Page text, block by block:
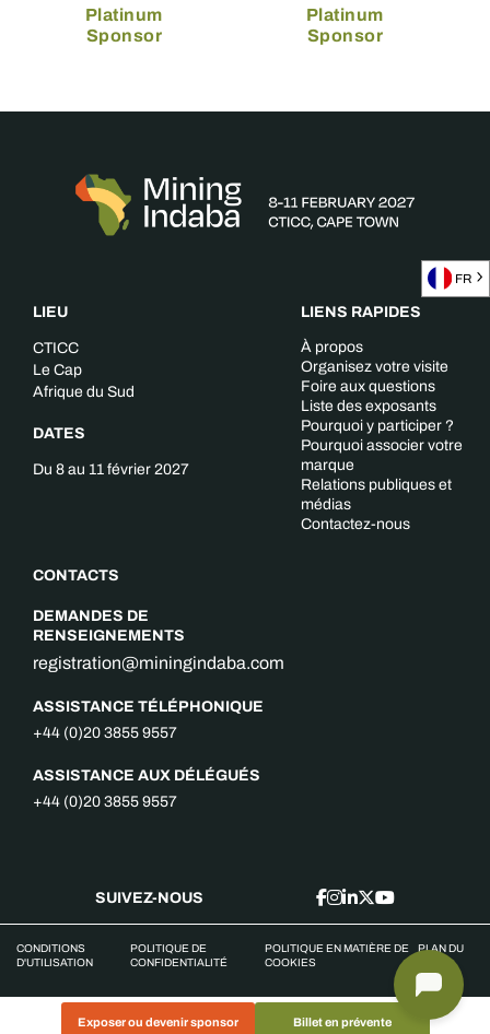
Exposer ou devenir sponsor Billet en prévente
Platinum
Sponsor
Platinum
Sponsor
LIEU
CTICC
Le Cap
Afrique du Sud
DATES
Du 8 au 11 février 2027
CONTACTS
DEMANDES DE
RENSEIGNEMENTS
registration@miningindaba.com
ASSISTANCE TÉLÉPHONIQUE
+44 (0)20 3855 9557
ASSISTANCE AUX DÉLÉGUÉS
+44 (0)20 3855 9557
LIENS RAPIDES
À propos
Organisez votre visite
Foire aux questions
Liste des exposants
Pourquoi y participer ?
Pourquoi associer votre
marque
Relations publiques et
médias
Contactez-nous
SUIVEZ-NOUS
CONDITIONS
D'UTILISATION
POLITIQUE DE
CONFIDENTIALITÉ
POLITIQUE EN MATIÈRE DE
COOKIES
PLAN DU
FR